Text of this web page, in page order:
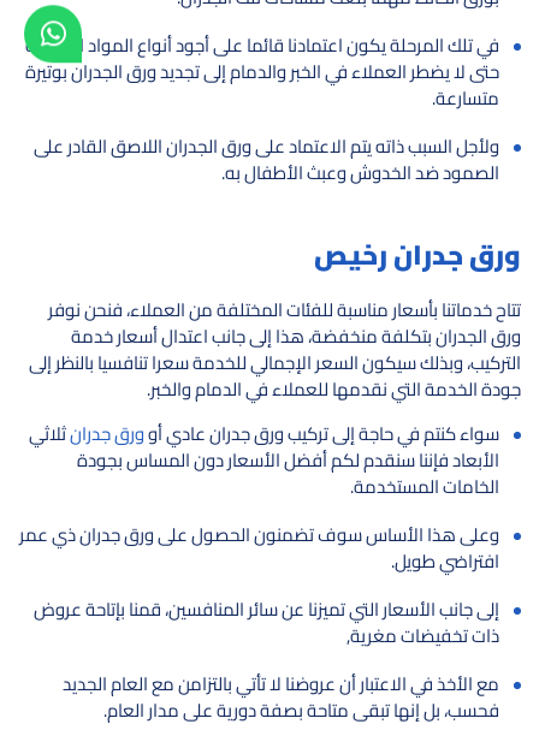
في تلك المرحلة يكون اعتمادنا قائما على أجود أنواع المواد اللاصقة
حتى لا يضطر العملاء في الخبر والدمام إلى تجديد ورق الجدران بوتيرة
متسارعة.
ولأجل السبب ذاته يتم الاعتماد على ورق الجدران اللاصق القادر على
الصمود ضد الخدوش وعبث الأطفال به.
ورق جدران رخيص
تتاح خدماتنا بأسعار مناسبة للفئات المختلفة من العملاء، فنحن نوفر
ورق الجدران بتكلفة منخفضة، هذا إلى جانب اعتدال أسعار خدمة
التركيب، وبذلك سيكون السعر الإجمالي للخدمة سعرا تنافسيا بالنظر إلى
جودة الخدمة التي نقدمها للعملاء في الدمام والخبر.
سواء كنتم في حاجة إلى تركيب ورق جدران عادي أوورق جدرانثلاثي
الأبعاد فإننا سنقدم لكم أفضل الأسعار دون المساس بجودة
الخامات المستخدمة.
وعلى هذا الأساس سوف تضمنون الحصول على ورق جدران ذي عمر
افتراضي طويل.
إلى جانب الأسعار التي تميزنا عن سائر المنافسين، قمنا بإتاحة عروض
ذات تخفيضات مغرية,
مع الأخذ في الاعتبار أن عروضنا لا تأتي بالتزامن مع العام الجديد
فحسب، بل إنها تبقى متاحة بصفة دورية على مدار العام.